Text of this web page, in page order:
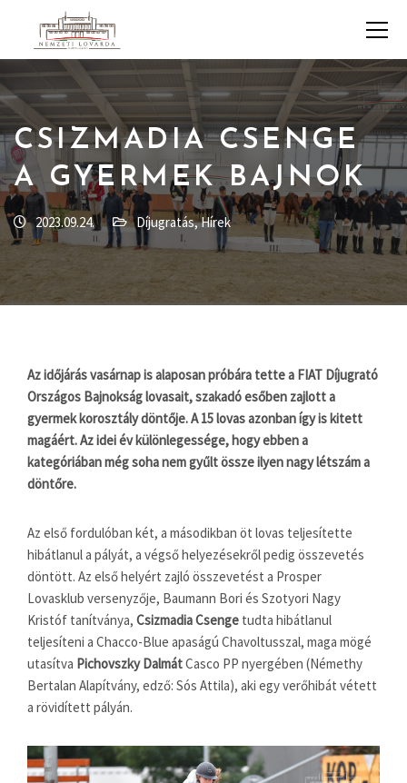
CSIZMADIA CSENGE
A GYERMEK BAJNOK
2023.09.24. Díjugratás,Hírek
Az időjárás vasárnap is alaposan próbára tette a FIAT Díjugrató
Országos Bajnokság lovasait, szakadó esőben zajlott a
gyermek korosztály döntője. A 15 lovas azonban így is kitett
magáért. Az idei év különlegessége, hogy ebben a
kategóriában még soha nem gyűlt össze ilyen nagy létszám a
döntőre.
Az első fordulóban két, a másodikban öt lovas teljesítette
hibátlanul a pályát, a végső helyezésekről pedig összevetés
döntött. Az első helyért zajló összevetést a Prosper
Lovasklub versenyzője, Baumann Bori és Szotyori Nagy
Kristóf tanítványa, Csizmadia Csenge tudta hibátlanul
teljesíteni a Chacco-Blue apaságú Chavoltusszal, maga mögé
utasítva Pichovszky DalmátCasco PP nyergében (Némethy
Bertalan Alapítvány, edző: Sós Attila), aki egy verőhibát vétett
a rövidített pályán.